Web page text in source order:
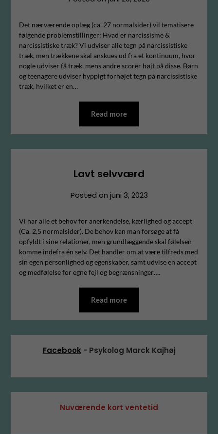
Det nærværende oplæg (ca. 27 normalsider) vil tematisere
følgende problemstillinger: Hvad er narcissisme &
narcissistiske træk? Vi udviser alle tegn på narcissistiske
træk, men trækkene skal anskues ud fra et kontinuum, hvor
nogle udviser få træk, mens andre scorer højt på disse. Børn
og teenagere udviser hyppigt forhøjet tegn på narcissistiske
træk, hvilket er en…
Read more
Lavt selvværd
Posted on juni 3, 2023
Vi har alle et behov for anerkendelse, kærlighed og accept
(Ca. 2,5 normalsider). De behov kan man forsøge at få
opfyldt i sine relationer, men grundlæggende skal følelsen
komme indefra én selv. Det handler om at være tilfreds med
sin egen personlighed og egenskaber, samt udvise en accept
og medfølelse for egne fejl og begrænsninger….
Read more
Facebook- Psykolog Marck Kajhøj
Nuværende kort ventetid